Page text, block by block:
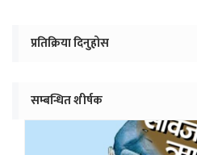
प्रतिक्रिया दिनुहोस
सम्बन्धित शीर्षक